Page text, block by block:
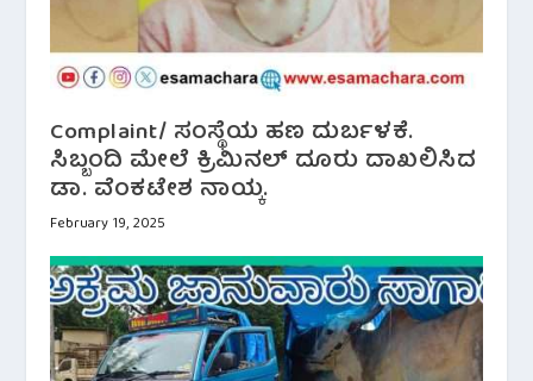
Complaint/ ಸಂಸ್ಥೆಯ ಹಣ ದುರ್ಬಳಕೆ.
ಸಿಬ್ಬಂದಿ ಮೇಲೆ ಕ್ರಿಮಿನಲ್ ದೂರು ದಾಖಲಿಸಿದ
ಡಾ. ವೆಂಕಟೇಶ ನಾಯ್ಕ.
February 19, 2025